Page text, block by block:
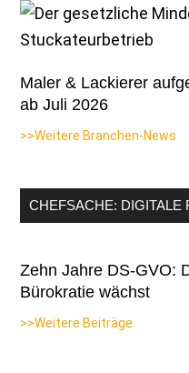
Maler & Lackierer
ab Juli 2026
>>Weitere Branchen-News
CHEFSACHE: DIGITALE
Zehn Jahre DS-GVO:
Bürokratie wächst
>>Weitere Beiträge